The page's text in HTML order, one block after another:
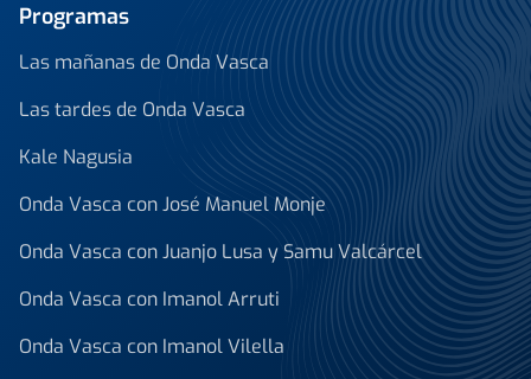
Programas
Las mañanas de Onda Vasca
Las tardes de Onda Vasca
Kale Nagusia
Onda Vasca con José Manuel Monje
Onda Vasca con Juanjo Lusa y Samu Valcárcel
Onda Vasca con Imanol Arruti
Onda Vasca con Imanol Vilella